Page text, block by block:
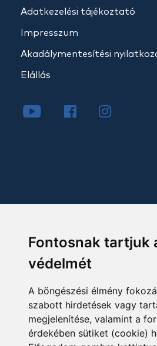
Fontosnak tartjuk
védelmét
A böngészési élmény
szabott hirdetések vagy
megjelenítése, valamint a
érdekében sütiket (cookie)
Adatkezelési tájékoztató
Impresszum
Akadálymentesítési
Elállás